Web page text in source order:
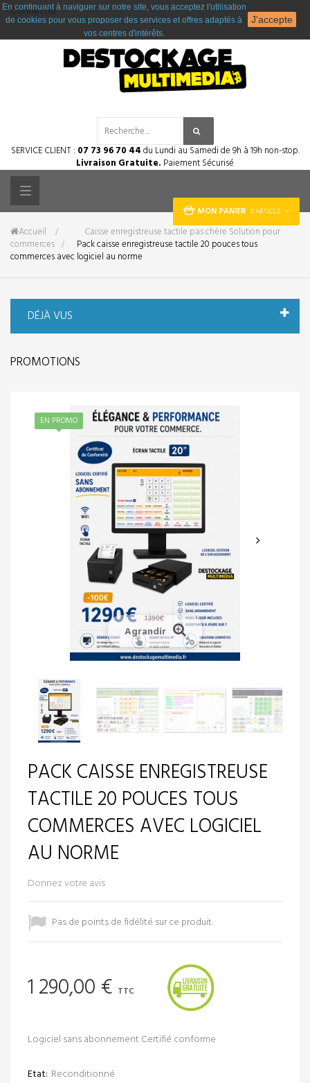
Connecter
MON PANIER 0 ARTICLE
SERVICE CLIENT : 07 73 96 70 44du Lundi au Samedi de 9h à 19h non-stop.
Livraison Gratuite. Paiement Sécurisé
Toggle
navigation
Accueil &gt;
Caisse enregistreuse tactile pas chère Solution pour
commerces >
Pack caisse enregistreuse tactile 20 pouces tous
commerces avec logiciel au norme
DÉJÀ VUS
PROMOTIONS
EN PROMO
Agrandir
PACK CAISSE ENREGISTREUSE
TACTILE 20 POUCES TOUS
COMMERCES AVEC LOGICIEL
AU NORME
Donnez votre avis
Pas de points de fidélité sur ce produit.
1 290,00 € TTC
Logiciel sans abonnement Certifié conforme
Etat: Reconditionné
En continuant à naviguer sur notre site, vous acceptez l'utilisation
de cookies pour vous proposer des services et offres adaptés à
vos centres d'intérêts.
J'accepte